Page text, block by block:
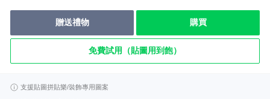
贈送禮物 購買
免費試用（貼圖用到飽）
支援貼圖拼貼樂/裝飾專用圖案